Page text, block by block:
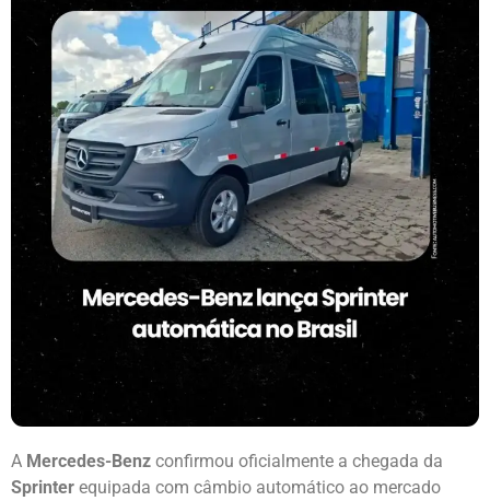
A Mercedes-Benz confirmou oficialmente a chegada da
Sprinter equipada com câmbio automático ao mercado